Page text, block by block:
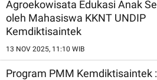
Agroekowisata Edukasi Anak
oleh Mahasiswa KKNT UNDIP
Kemdiktisaintek
13 NOV 2025, 11:10 WIB
Program PMM Kemdiktisaintek :